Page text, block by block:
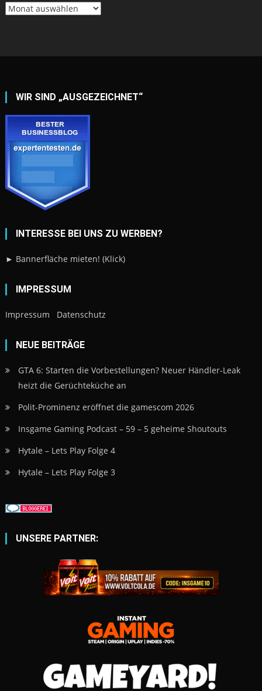
Archiv
WIR SIND „AUSGEZEICHNET“
INTERESSE BEI UNS ZU WERBEN?
► Bannerfläche mieten! (Klick)
IMPRESSUM
Impressum Datenschutz
NEUE BEITRÄGE
GTA 6: Starten die Vorbestellungen? Neuer Händler-Leak
heizt die Gerüchteküche an
Polit-Prominenz eröffnet die gamescom 2026
Insgame Gaming Podcast – 59 – 5 geheime Shoutouts
Hytale – Lets Play Folge 4
Hytale – Lets Play Folge 3
UNSERE PARTNER: